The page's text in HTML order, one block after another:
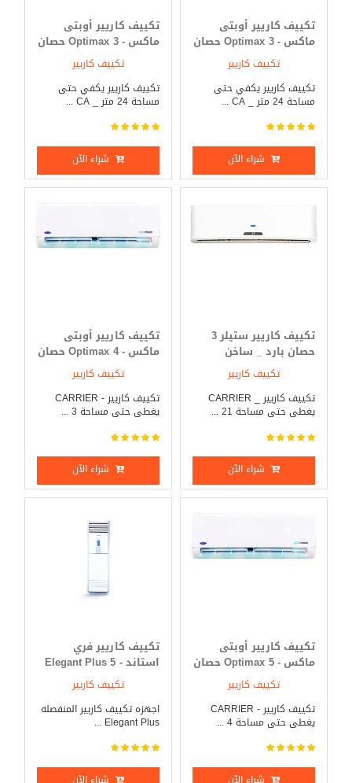
تكييف كاريير أوبتى
ماكس - Optimax 3 حصان
بارد فقطتكييف كاريير
تكييف كاريير يكفي حتى
مساحة 24 متر _ CA ...
شراء الآن
تكييف كاريير أوبتى
ماكس - Optimax 3 حصان
بارد _ ساخنتكييف كاريير
تكييف كاريير يكفي حتى
مساحة 24 متر _ CA ...
شراء الآن
تكييف كاريير ستيلر 3
حصان بارد _ ساخن
تكييف كاريير
تكييف كاريير _ CARRIER
يغطى حتى مساحة 21 ...
شراء الآن
تكييف كاريير أوبتى
ماكس - Optimax 4 حصان
بارد _ ساخنتكييف كاريير
تكييف كاريير - CARRIER
يغطى حتى مساحة 3 ...
شراء الآن
تكييف كاريير أوبتى
ماكس - Optimax 5 حصان
بارد _ ساخنتكييف كاريير
تكييف كاريير - CARRIER
يغطى حتى مساحة 4 ...
تكييف كاريير فري
استاند - Elegant Plus 5
حصان بارد _ ساخن
تكييف كاريير
اجهزه تكييف كاريير المنفصله
Elegant Plus ...